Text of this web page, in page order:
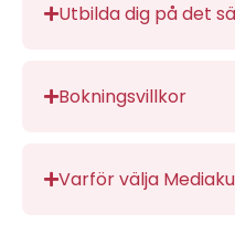
Utbilda dig på det
Bokningsvillkor
Varför välja